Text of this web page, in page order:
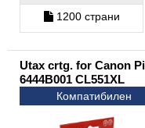
1200 страни
Utax crtg. for Canon
6444B001 CL551XL
Компатибилен